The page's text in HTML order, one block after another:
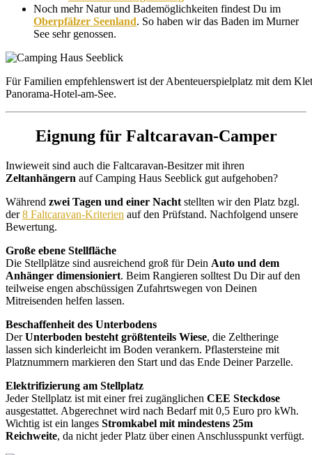
Noch mehr Natur und Bademöglichkeiten findest Du im
Oberpfälzer Seenland. So haben wir das Baden im Murner
See sehr genossen.
Für Familien empfehlenswert ist der Abenteuerspielplatz mit dem
Panorama-Hotel-am-See.
Eignung für Faltcaravan-Camper
Inwieweit sind auch die Faltcaravan-Besitzer mit ihren
Zeltanhängern auf Camping Haus Seeblick gut aufgehoben?
Während zwei Tagen und einer Nacht stellten wir den Platz bzgl.
der8 Faltcaravan-Kriterien auf den Prüfstand. Nachfolgend unsere
Bewertung.
Große ebene Stellfläche
Die Stellplätze sind ausreichend groß für Dein Auto und dem
Anhänger dimensioniert. Beim Rangieren solltest Du Dir auf den
teilweise engen abschüssigen Zufahrtswegen von Deinen
Mitreisenden helfen lassen.
Beschaffenheit des Unterbodens
DerUnterboden besteht größtenteils Wiese, die Zeltheringe
lassen sich kinderleicht im Boden verankern. Pflastersteine mit
Platznummern markieren den Start und das Ende Deiner Parzelle.
Elektrifizierung am Stellplatz
Jeder Stellplatz ist mit einer frei zugänglichen CEE Steckdose
ausgestattet. Abgerechnet wird nach Bedarf mit 0,5 Euro pro kWh.
Wichtig ist ein langes Stromkabel mit mindestens 25m
Reichweite, da nicht jeder Platz über einen Anschlusspunkt verfügt.